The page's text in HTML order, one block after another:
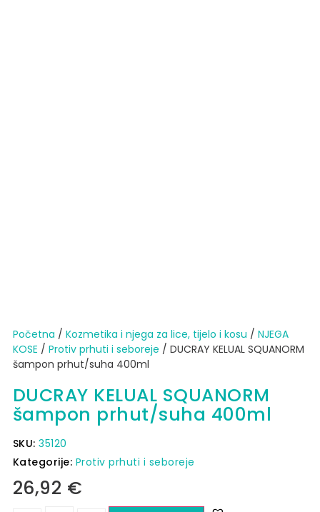
Početna / Kozmetika i njega za lice, tijelo i kosu / NJEGA
KOSE / Protiv prhuti i seboreje / DUCRAY KELUAL SQUANORM
šampon prhut/suha 400ml
DUCRAY KELUAL SQUANORM
šampon prhut/suha 400ml
SKU:35120
Kategorije: Protiv prhuti i seboreje
26,92 €